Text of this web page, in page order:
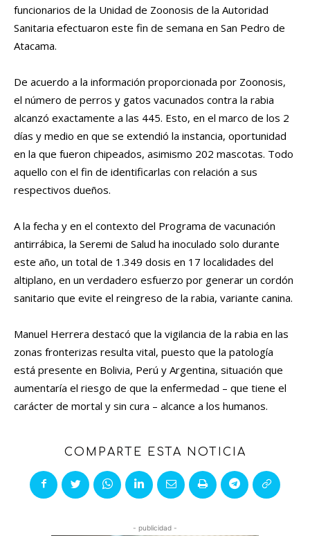
funcionarios de la Unidad de Zoonosis de la Autoridad
Sanitaria efectuaron este fin de semana en San Pedro de
Atacama.
De acuerdo a la información proporcionada por Zoonosis,
el número de perros y gatos vacunados contra la rabia
alcanzó exactamente a las 445. Esto, en el marco de los 2
días y medio en que se extendió la instancia, oportunidad
en la que fueron chipeados, asimismo 202 mascotas. Todo
aquello con el fin de identificarlas con relación a sus
respectivos dueños.
A la fecha y en el contexto del Programa de vacunación
antirrábica, la Seremi de Salud ha inoculado solo durante
este año, un total de 1.349 dosis en 17 localidades del
altiplano, en un verdadero esfuerzo por generar un cordón
sanitario que evite el reingreso de la rabia, variante canina.
Manuel Herrera destacó que la vigilancia de la rabia en las
zonas fronterizas resulta vital, puesto que la patología
está presente en Bolivia, Perú y Argentina, situación que
aumentaría el riesgo de que la enfermedad – que tiene el
carácter de mortal y sin cura – alcance a los humanos.
COMPARTE ESTA NOTICIA
- publicidad -